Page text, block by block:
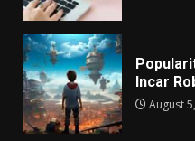
Incar
August